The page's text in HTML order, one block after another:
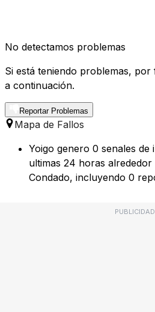
No detectamos problemas
Si está teniendo problemas,
a continuación.
Reportar Problemas
Mapa de Fallos
Yoigo genero 0 senales
ultimas 24 horas
Condado, incluyendo 0
PUBLICIDAD